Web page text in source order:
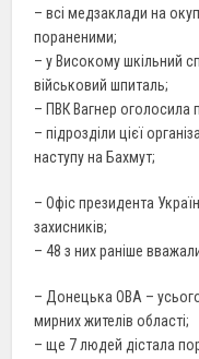
– всі медзаклади на
пораненими;
– у Високому шкільний
військовий шпиталь;
– ПВК Вагнер оголосила
– підрозділи цієї
наступу на Бахмут;
– Офіс президента
захисників;
– 48 з них раніше
– Донецька ОВА –
мирних жителів області;
– ще 7 людей дістала